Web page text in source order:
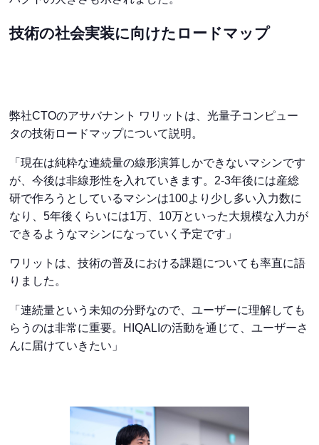
技術の社会実装に向けたロードマップ
弊社CTOのアサバナント ワリットは、光量子コンピュー
タの技術ロードマップについて説明。
「現在は純粋な連続量の線形演算しかできないマシンです
が、今後は非線形性を入れていきます。2-3年後には産総
研で作ろうとしているマシンは100より少し多い入力数に
なり、5年後くらいには1万、10万といった大規模な入力が
できるようなマシンになっていく予定です」
ワリットは、技術の普及における課題についても率直に語
りました。
「連続量という未知の分野なので、ユーザーに理解しても
らうのは非常に重要。HIQALIの活動を通じて、ユーザーさ
んに届けていきたい」